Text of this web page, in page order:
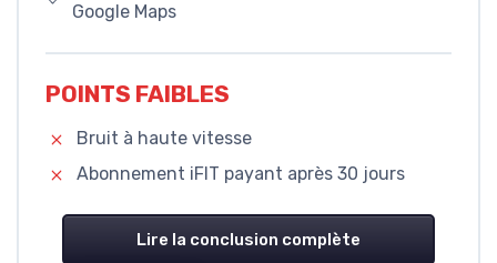
Google Maps
POINTS FAIBLES
Bruit à haute vitesse
Abonnement iFIT payant après 30 jours
Lire la conclusion complète